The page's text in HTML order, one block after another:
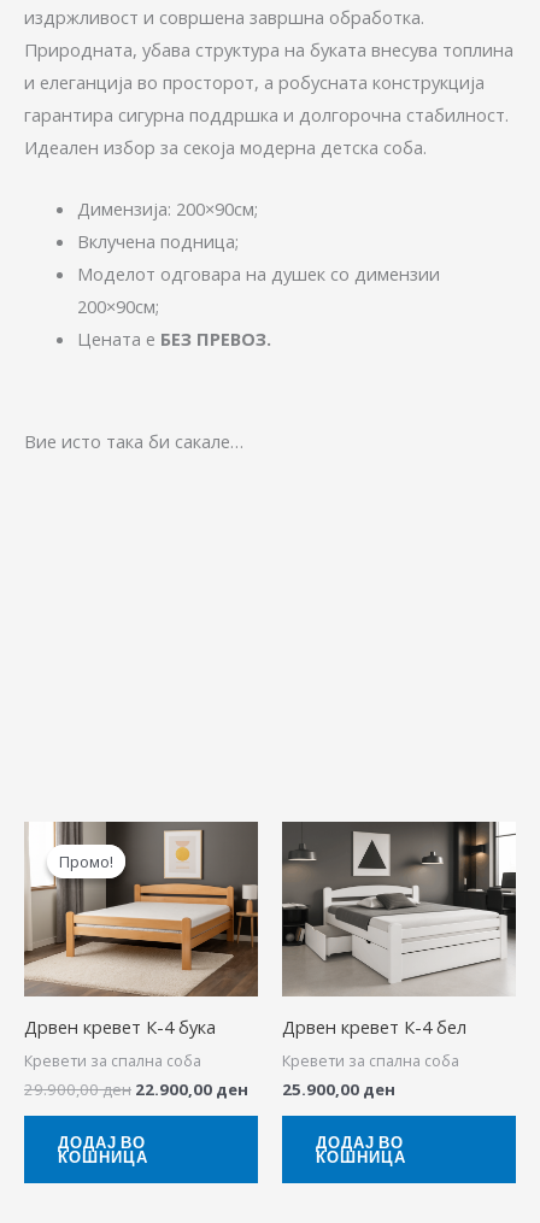
издржливост и совршена завршна обработка.
Природната, убава структура на буката внесува топлина
и елеганција во просторот, а робусната конструкција
гарантира сигурна поддршка и долгорочна стабилност.
Идеален избор за секоја модерна детска соба.
Димензија: 200×90см;
Вклучена подница;
Моделот одговара на душек со димензии
200×90см;
Цената е БЕЗ ПРЕВОЗ.
Вие исто така би сакале…
Промо!
Промо!
Дрвен кревет К-4 бука
Кревети за спална соба
29.900,00ден
Original
29.900,00 ден.
22.900,00 ден
22.900,00 ден.
ДОДАЈ ВО
КОШНИЦА
Дрвен кревет К-4 бел
Кревети за спална соба
25.900,00 ден
ДОДАЈ ВО
КОШНИЦА